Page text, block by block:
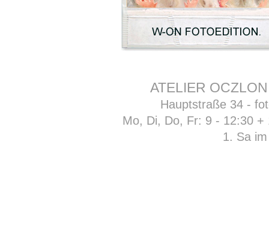
ATELIER
Hauptstraße 34 -
Mo, Di, Do, Fr: 9 - 12:30
1. Sa